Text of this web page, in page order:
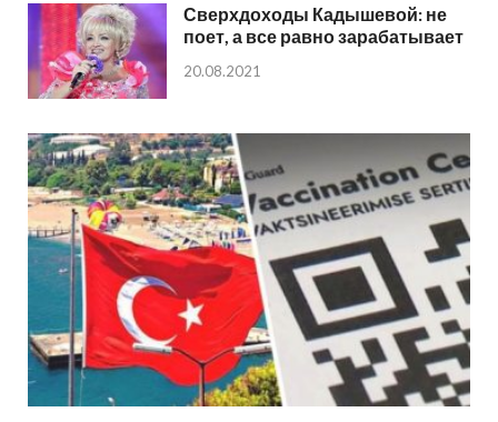
Сверхдоходы Кадышевой: не
поет, а все равно зарабатывает
20.08.2021